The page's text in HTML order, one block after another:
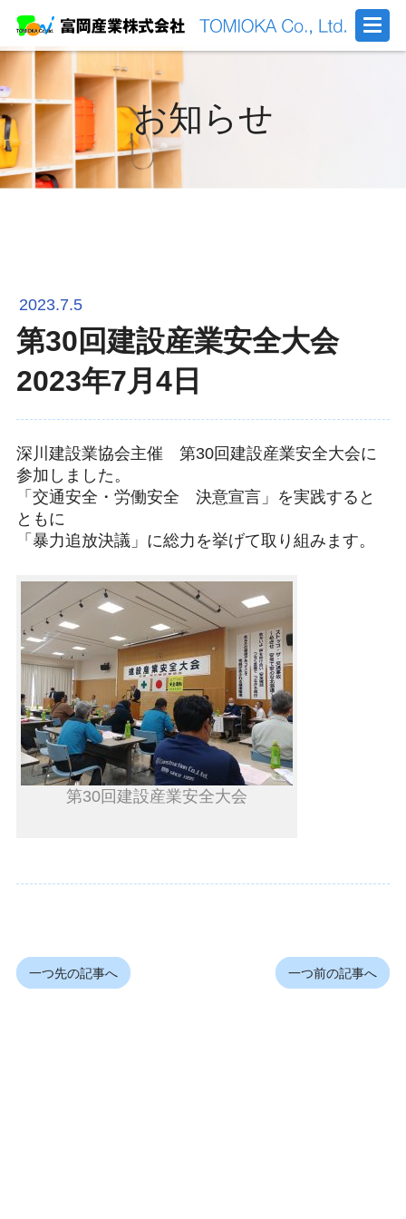
お知らせ
2023.7.5
第30回建設産業安全大会
2023年7月4日
深川建設業協会主催 第30回建設産業安全大会に
参加しました。
「交通安全・労働安全 決意宣言」を実践すると
ともに
「暴力追放決議」に総力を挙げて取り組みます。
第30回建設産業安全大会
一つ先の記事へ 一つ前の記事へ